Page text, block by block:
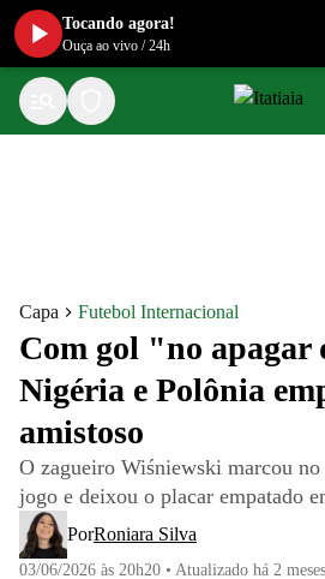
Capa Futebol Internacional
Com gol "no apagar
Nigéria e Polônia
amistoso
O zagueiro Wiśniewski marcou
jogo e deixou o placar empatado
PorRoniara Silva
03/06/2026 às 20h20 • Atualizado há 2 meses
Tocando agora!
Ouça ao vivo /24h